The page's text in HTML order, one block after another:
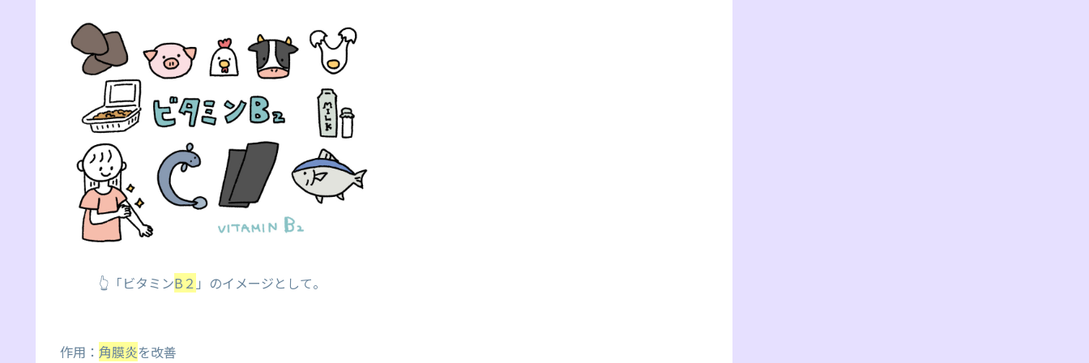
👆「ビタミンB２ 」のイメージとして。
作用： 角膜炎を改善